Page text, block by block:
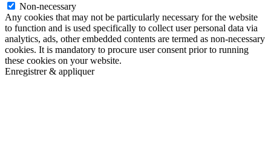
Non-necessary
Any cookies that may not be particularly necessary for the website
to function and is used specifically to collect user personal data via
analytics, ads, other embedded contents are termed as non-necessary
cookies. It is mandatory to procure user consent prior to running
these cookies on your website.
Enregistrer & appliquer